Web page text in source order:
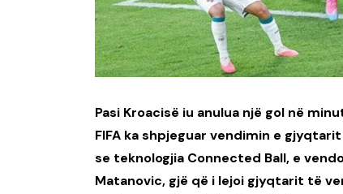
Pasi Kroacisë iu anulua një gol në
FIFA ka shpjeguar vendimin e
se teknologjia Connected Ball, e
Matanovic, gjë që i lejoi gjyqtarit të